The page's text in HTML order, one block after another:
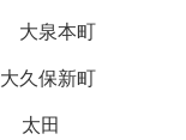
大泉本町
大久保新町
太田